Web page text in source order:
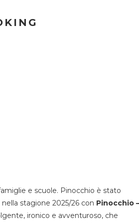
e scuole. Pinocchio è stato
stagione 2025/26 con Pinocchio –
ironico e avventuroso, che